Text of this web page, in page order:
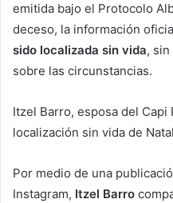
emitida bajo el Protocolo
deceso, la información
sido localizada sin vida,
sobre las circunstancias.
Itzel Barro, esposa del Capi
localización sin vida de
Por medio de una
Instagram, Itzel Barro